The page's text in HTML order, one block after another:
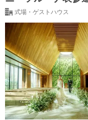
式場・ゲストハウス